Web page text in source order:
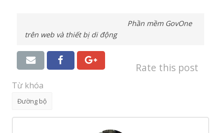
Phần mềm GovOne
trên web và thiết bị di động
Rate this post
Từ khóa
Đường bộ